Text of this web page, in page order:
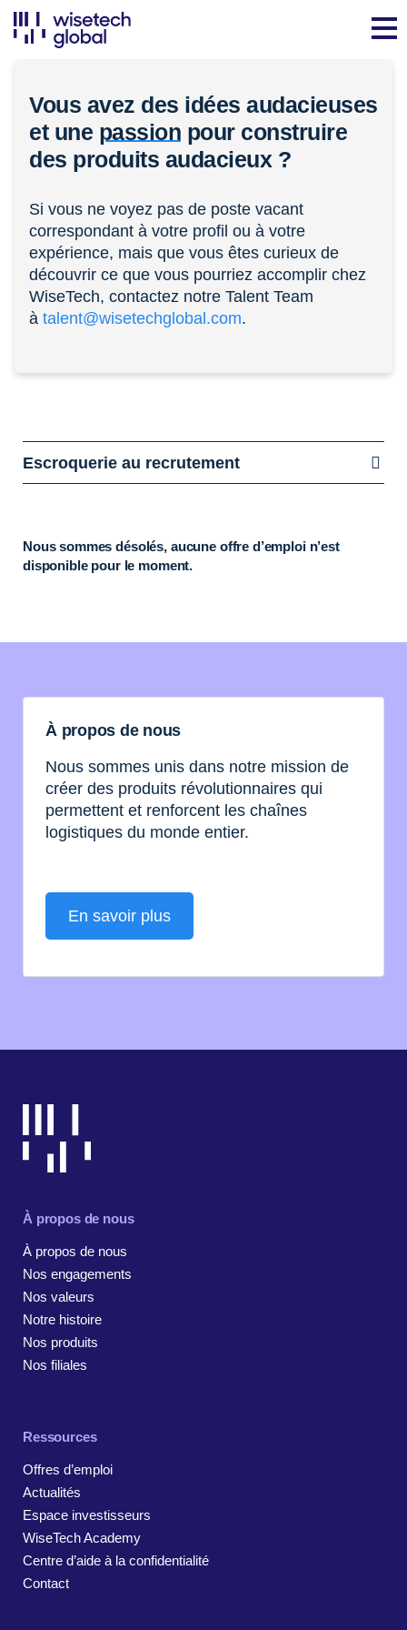
Vous avez des idées audacieuses
et une passion pour construire
des produits audacieux ?
Si vous ne voyez pas de poste vacant
correspondant à votre profil ou à votre
expérience, mais que vous êtes curieux de
découvrir ce que vous pourriez accomplir chez
WiseTech, contactez notre Talent Team
à talent@wisetechglobal.com.
Escroquerie au recrutement
Nous sommes désolés, aucune offre d’emploi n’est
disponible pour le moment.
À propos de nous
Nous sommes unis dans notre mission de
créer des produits révolutionnaires qui
permettent et renforcent les chaînes
logistiques du monde entier.
En savoir plus
À propos de nous
À propos de nous
Nos engagements
Nos valeurs
Notre histoire
Nos produits
Nos filiales
Ressources
Offres d’emploi
Actualités
Espace investisseurs
WiseTech Academy
Centre d’aide à la confidentialité
Contact